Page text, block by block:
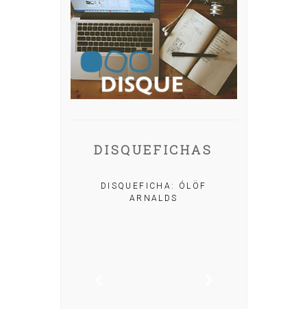
DISQUEFICHAS
DISQUEFICHA: ÓLÖF
ARNALDS